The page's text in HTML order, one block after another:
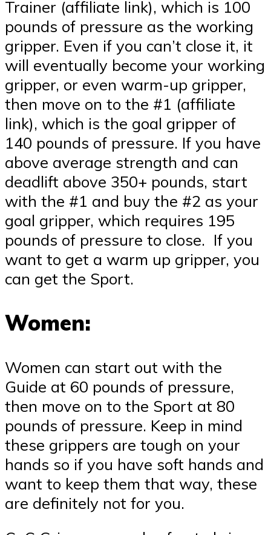
Trainer (affiliate link), which is 100
pounds of pressure as the working
gripper. Even if you can’t close it, it
will eventually become your working
gripper, or even warm-up gripper,
then move on to the #1 (affiliate
link), which is the goal gripper of
140 pounds of pressure. If you have
above average strength and can
deadlift above 350+ pounds, start
with the #1 and buy the #2 as your
goal gripper, which requires 195
pounds of pressure to close. If you
want to get a warm up gripper, you
can get the Sport.
Women:
Women can start out with the
Guide at 60 pounds of pressure,
then move on to the Sport at 80
pounds of pressure. Keep in mind
these grippers are tough on your
hands so if you have soft hands and
want to keep them that way, these
are definitely not for you.